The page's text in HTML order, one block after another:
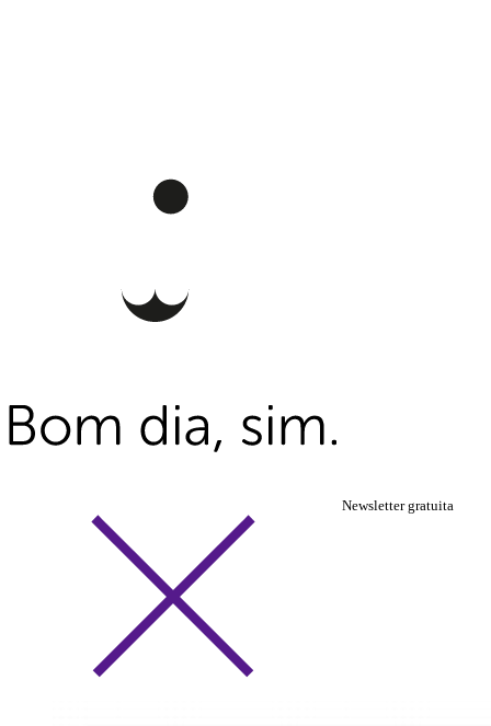
Newsletter gratuita